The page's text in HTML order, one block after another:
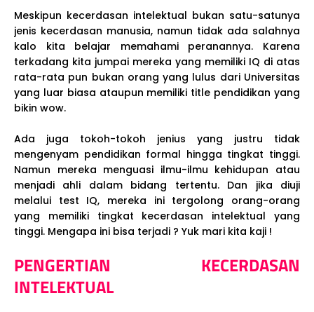
Meskipun kecerdasan intelektual bukan satu-satunya
jenis kecerdasan manusia, namun tidak ada salahnya
kalo kita belajar memahami peranannya. Karena
terkadang kita jumpai mereka yang memiliki IQ di atas
rata-rata pun bukan orang yang lulus dari Universitas
yang luar biasa ataupun memiliki title pendidikan yang
bikin wow.
Ada juga tokoh-tokoh jenius yang justru tidak
mengenyam pendidikan formal hingga tingkat tinggi.
Namun mereka menguasi ilmu-ilmu kehidupan atau
menjadi ahli dalam bidang tertentu. Dan jika diuji
melalui test IQ, mereka ini tergolong orang-orang
yang memiliki tingkat kecerdasan intelektual yang
tinggi. Mengapa ini bisa terjadi ? Yuk mari kita kaji !
PENGERTIAN KECERDASAN
INTELEKTUAL